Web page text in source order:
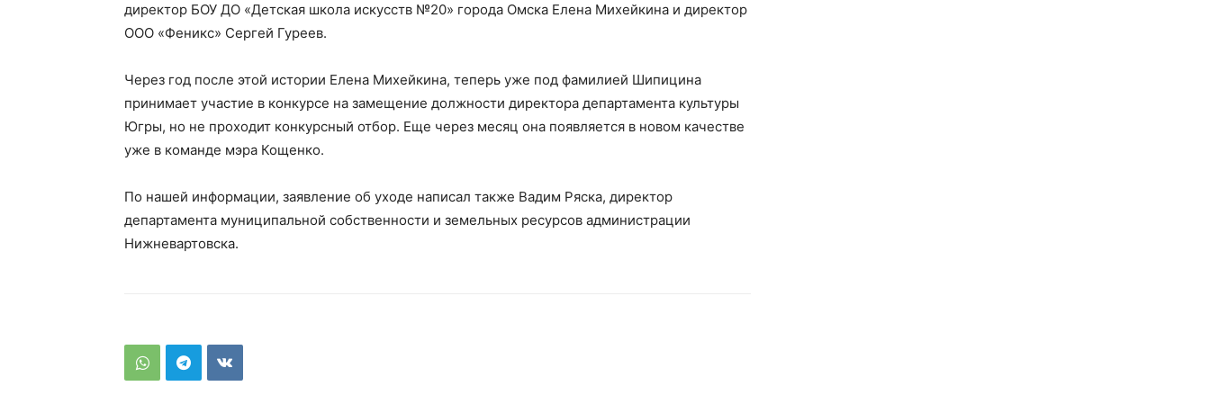
директор БОУ ДО «Детская школа искусств №20» города Омска Елена Михейкина и директор
ООО «Феникс» Сергей Гуреев.
Через год после этой истории Елена Михейкина, теперь уже под фамилией Шипицина
принимает участие в конкурсе на замещение должности директора департамента культуры
Югры, но не проходит конкурсный отбор. Еще через месяц она появляется в новом качестве
уже в команде мэра Кощенко.
По нашей информации, заявление об уходе написал также Вадим Ряска, директор
департамента муниципальной собственности и земельных ресурсов администрации
Нижневартовска.